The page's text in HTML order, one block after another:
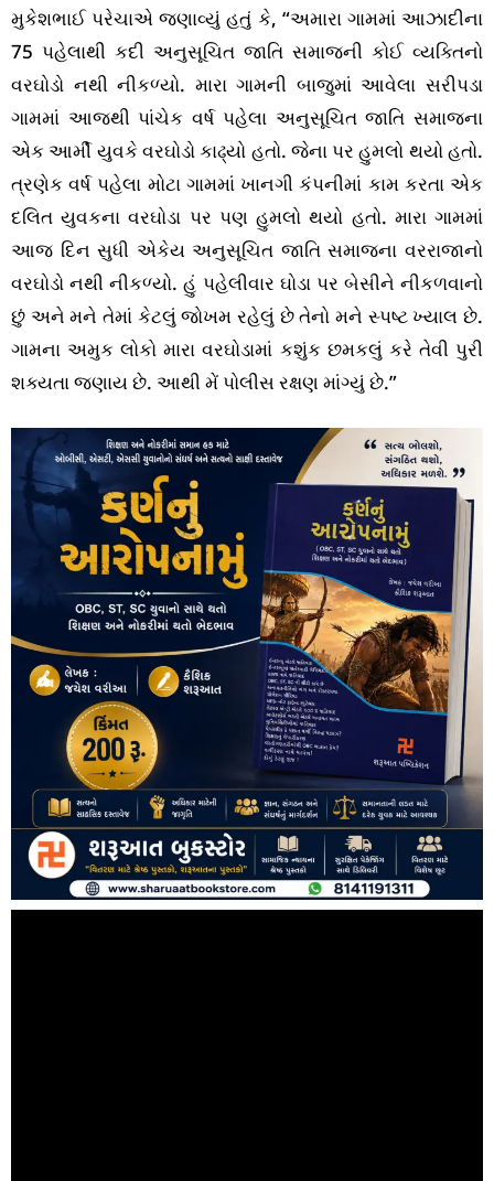
મુકેશભાઈ પરેચાએ જણાવ્યું હતું કે, “અમારા ગામમાં આઝાદીના
75 પહેલાથી કદી અનુસૂચિત જાતિ સમાજની કોઈ વ્યક્તિનો
વરઘોડો નથી નીકળ્યો. મારા ગામની બાજુમાં આવેલા સરીપડા
ગામમાં આજથી પાંચેક વર્ષ પહેલા અનુસૂચિત જાતિ સમાજના
એક આર્મી યુવકે વરઘોડો કાઢ્યો હતો. જેના પર હુમલો થયો હતો.
ત્રણેક વર્ષ પહેલા મોટા ગામમાં ખાનગી કંપનીમાં કામ કરતા એક
દલિત યુવકના વરઘોડા પર પણ હુમલો થયો હતો. મારા ગામમાં
આજ દિન સુધી એકેય અનુસૂચિત જાતિ સમાજના વરરાજાનો
વરઘોડો નથી નીકળ્યો. હું પહેલીવાર ઘોડા પર બેસીને નીકળવાનો
છું અને મને તેમાં કેટલું જોખમ રહેલું છે તેનો મને સ્પષ્ટ ખ્યાલ છે.
ગામના અમુક લોકો મારા વરઘોડામાં કશુંક છમકલું કરે તેવી પુરી
શક્યતા જણાય છે. આથી મેં પોલીસ રક્ષણ માંગ્યું છે.”